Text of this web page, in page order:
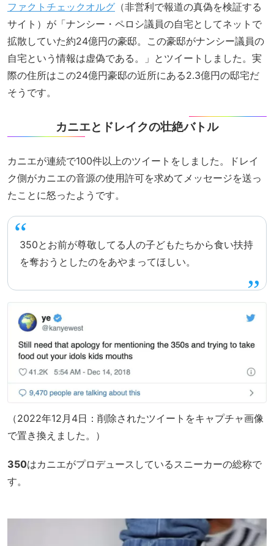
ファクトチェックオルグ （非営利で報道の真偽を検証する
サイト）が「ナンシー・ペロシ議員の自宅としてネットで
拡散していた約24億円の豪邸。この豪邸がナンシー議員の
自宅という情報は虚偽である。」とツイートしました。実
際の住所はこの24億円豪邸の近所にある2.3億円の邸宅だ
そうです。
カニエとドレイクの壮絶バトル
カニエが連続で100件以上のツイートをしました。ドレイ
ク側がカニエの音源の使用許可を求めてメッセージを送っ
たことに怒ったようです。
350とお前が尊敬してる人の子どもたちから食い扶持
を奪おうとしたのをあやまってほしい。
（2022年12月4日：削除されたツイートをキャプチャ画像
で置き換えました。）
350はカニエがプロデュースしているスニーカーの総称で
す。